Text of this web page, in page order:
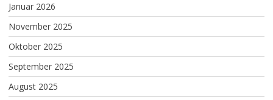
Januar 2026
November 2025
Oktober 2025
September 2025
August 2025